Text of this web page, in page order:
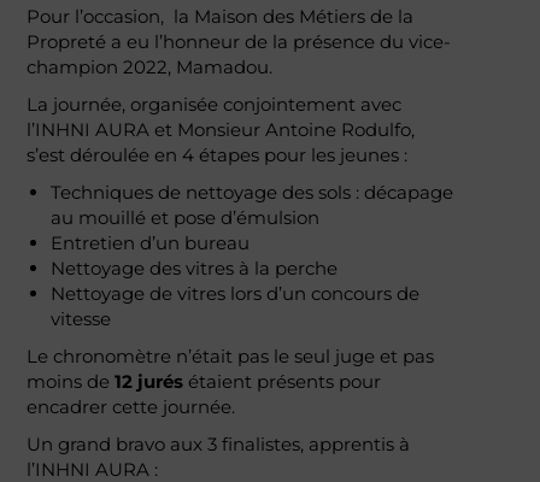
Pour l’occasion, la Maison des Métiers de la
Propreté a eu l’honneur de la présence du vice-
champion 2022, Mamadou.
La journée, organisée conjointement avec
l’INHNI AURA et Monsieur Antoine Rodulfo,
s’est déroulée en 4 étapes pour les jeunes :
Techniques de nettoyage des sols : décapage
au mouillé et pose d’émulsion
Entretien d’un bureau
Nettoyage des vitres à la perche
Nettoyage de vitres lors d’un concours de
vitesse
Le chronomètre n’était pas le seul juge et pas
moins de12 jurés étaient présents pour
encadrer cette journée.
Un grand bravo aux 3 finalistes, apprentis à
l’INHNI AURA :